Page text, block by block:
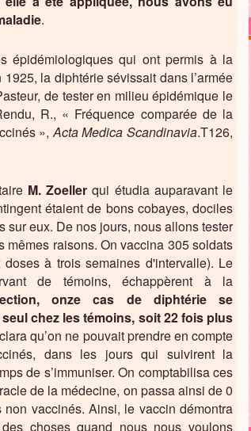
.
épidémiologiques qui ont permis à la
la diphtérie sévissait dans l’armée
de tester en milieu épidémique le
R., « Fréquence comparée de la
»,Acta Medica Scandinavia.T126,
M. Zoeller qui étudia auparavant le
étaient de bons cobayes, dociles
sur eux. De nos jours, nous allons tester
raisons. On vaccina 305 soldats
à trois semaines d'intervalle). Le
de témoins, échappèrent à la
onze cas de diphtérie se
chez les témoins, soit 22 fois plus
qu’on ne pouvait prendre en compte
dans les jours qui suivirent la
de s’immuniser. On comptabilisa ces
de la médecine, on passa ainsi de 0
vaccinés. Ainsi, le vaccin démontra
choses quand nous nous voulons